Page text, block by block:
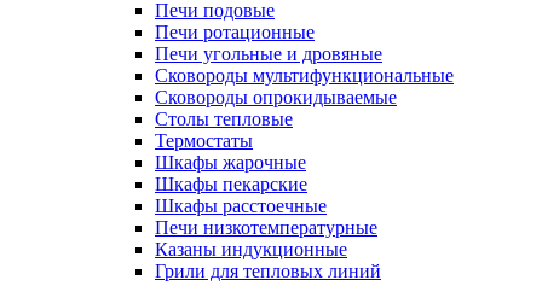
Печи подовые
Печи ротационные
Печи угольные и дровяные
Сковороды мультифункциональные
Сковороды опрокидываемые
Столы тепловые
Термостаты
Шкафы жарочные
Шкафы пекарские
Шкафы расстоечные
Печи низкотемпературные
Казаны индукционные
Грили для тепловых линий